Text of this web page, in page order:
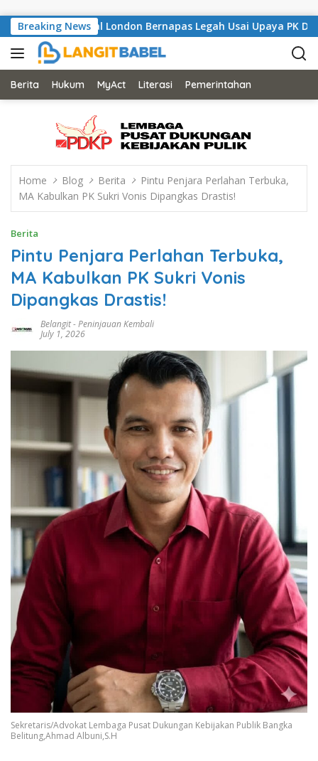
Breaking News
Asal London Bernapas Legah Usai Upaya PK Dikabulkan
Berita Hukum MyAct Literasi Pemerintahan
Home Blog Berita
Pintu Penjara Perlahan Terbuka,
MA Kabulkan PK Sukri Vonis Dipangkas Drastis!
Berita
Pintu Penjara Perlahan Terbuka,
MA Kabulkan PK Sukri Vonis
Dipangkas Drastis!
Belangit-Peninjauan Kembali
July 1, 2026
Sekretaris/Advokat Lembaga Pusat Dukungan Kebijakan Publik Bangka
Belitung,Ahmad Albuni,S.H